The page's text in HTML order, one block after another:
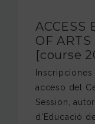
ACCESS
OF
[course
Inscripciones
acceso del
Session,
d’Educació